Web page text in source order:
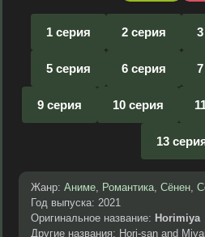
1 серия 2 серия
5 серия 6 серия
9 серия 10 серия
13
Жанр: Аниме, Романтика, Сёнен,
Год выпуска: 2021
Оригинальное название: Horimiya
Другие названия: Hori-san and